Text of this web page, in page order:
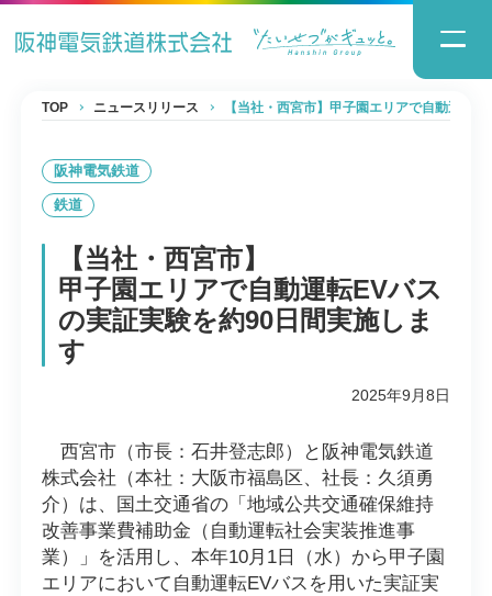
TOP ニュースリリース 【当社・西宮市】甲子園エリアで自動運転
阪神電気鉄道
鉄道
【当社・西宮市】
甲子園エリアで自動運転EVバス
の実証実験を約90日間実施しま
す
2025年9月8日
西宮市（市長：石井登志郎）と阪神電気鉄道
株式会社（本社：大阪市福島区、社長：久須勇
介）は、国土交通省の「地域公共交通確保維持
改善事業費補助金（自動運転社会実装推進事
業）」を活用し、本年10月1日（水）から甲子園
エリアにおいて自動運転EVバスを用いた実証実